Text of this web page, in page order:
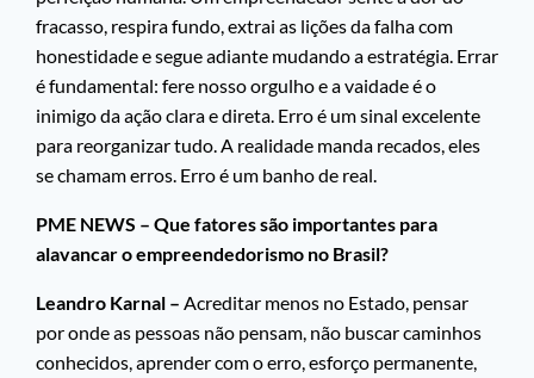
fracasso, respira fundo, extrai as lições da falha com
honestidade e segue adiante mudando a estratégia. Errar
é fundamental: fere nosso orgulho e a vaidade é o
inimigo da ação clara e direta. Erro é um sinal excelente
para reorganizar tudo. A realidade manda recados, eles
se chamam erros. Erro é um banho de real.
PME NEWS – Que fatores são importantes para
alavancar o empreendedorismo no Brasil?
Leandro Karnal – Acreditar menos no Estado, pensar
por onde as pessoas não pensam, não buscar caminhos
conhecidos, aprender com o erro, esforço permanente,